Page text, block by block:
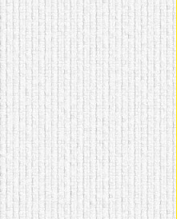
домашнем использовании.
Эта мебель имеет
некоторые преимущества
перед той же стенкой для
гостиной, к примеру,
поскольку она более
легкая и не загромождает
пространство. В спальне
этот предмет можно
поставить у изголовья
кровати, чтобы заполнить
пустующее там
место. Также стеллажи
очень часто используют в
качестве разграничителей
комнаты, например, на
рабочую зону и
пространство для отдыха.